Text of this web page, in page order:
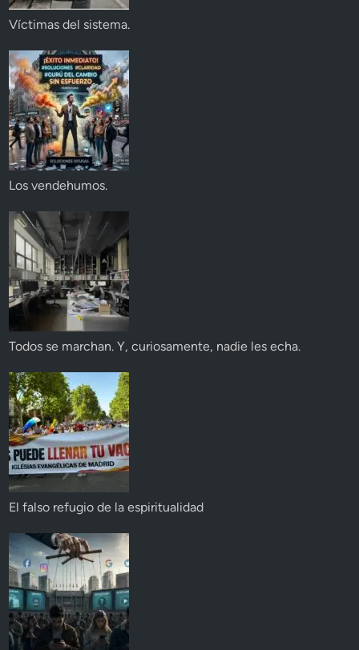
Víctimas del sistema.
Los vendehumos.
Todos se marchan. Y, curiosamente, nadie les echa.
El falso refugio de la espiritualidad